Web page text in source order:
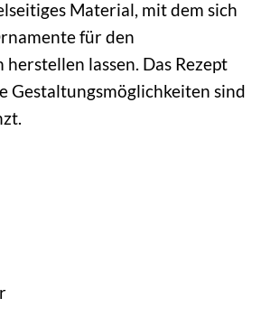
Material, mit dem sich
für den
lassen. Das Rezept
Gestaltungsmöglichkeiten sind